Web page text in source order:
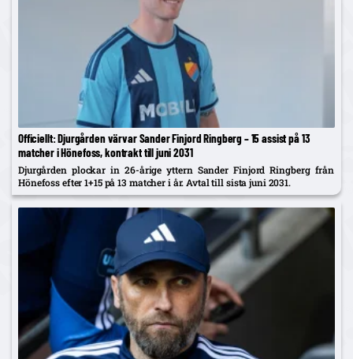
Officiellt: Djurgården värvar Sander Finjord Ringberg – 15 assist på 13
matcher i Hönefoss, kontrakt till juni 2031
Djurgården plockar in 26-årige yttern Sander Finjord Ringberg från
Hönefoss efter 1+15 på 13 matcher i år. Avtal till sista juni 2031.